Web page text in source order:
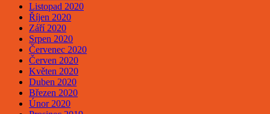
Listopad 2020
Říjen 2020
Září 2020
Srpen 2020
Červenec 2020
Červen 2020
Květen 2020
Duben 2020
Březen 2020
Únor 2020